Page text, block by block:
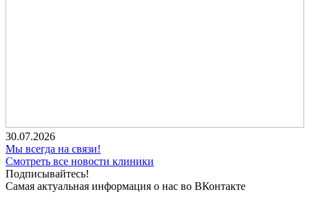
30.07.2026
Мы всегда на связи!
Смотреть все новости клиники
Подписывайтесь!
Самая актуальная информация о нас во ВКонтакте